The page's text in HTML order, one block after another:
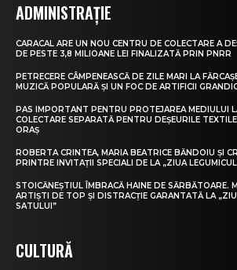
ADMINISTRAȚIE
CARACAL ARE UN NOU CENTRU DE COLECTARE A
DE PESTE 3,8 MILIOANE LEI FINALIZATĂ PRIN PNRR
PETRECERE CÂMPENEASCĂ DE ZILE MARI LA
MUZICĂ POPULARĂ ȘI UN FOC DE ARTIFICII
PAS IMPORTANT PENTRU PROTEJAREA MEDIULUI
COLECTARE SEPARATĂ PENTRU DEȘEURILE
ORAȘ
ROBERTA CRINTEA, MARIA BEATRICE BĂNDOIU ȘI
PRINTRE INVITAȚII SPECIALI DE LA „ZIUA
STOICĂNEȘTIUL ÎMBRACĂ HAINE DE SĂRBĂTOARE.
ARTIȘTI DE TOP ȘI DISTRACȚIE GARANTATĂ LA
SATULUI”
CULTURĂ